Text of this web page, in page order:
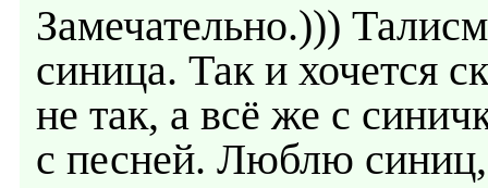
Замечательно.)))
синица. Так и хочется
не так, а всё же с
с песней. Люблю